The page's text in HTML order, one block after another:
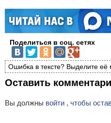
Поделиться в соц. сетях
Ошибка в тексте? Выделите
Оставить
Вы должны войти , чтобы